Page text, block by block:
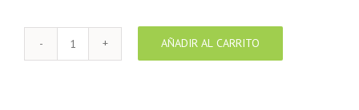
Colgante
Eclipse
AÑADIR AL CARRITO